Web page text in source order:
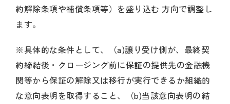
約解除条項や補償条項等）を盛り込む 方向で調整し
ます。
※具体的な条件として、（a)譲り受け側が、最終契
約締結後・クロージング前に保証の提供先の金融機
関等から保証の解除又は移行が実行できるか組織的
な意向表明を取得すること、（b)当該意向表明の結